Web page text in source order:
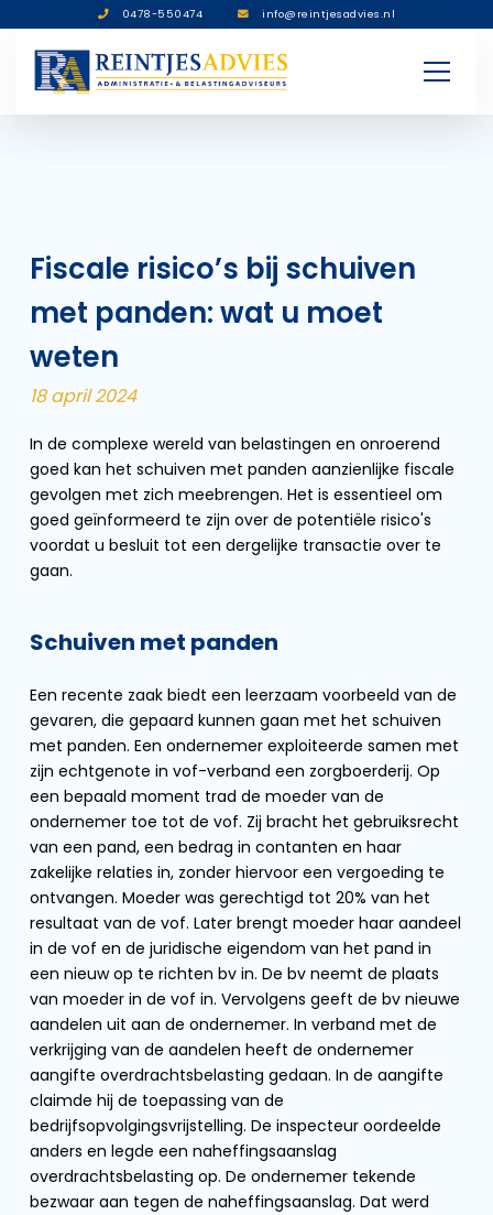
0478-550474 info@reintjesadvies.nl
Fiscale risico’s bij schuiven
met panden: wat u moet
weten
18 april 2024
In de complexe wereld van belastingen en onroerend
goed kan het schuiven met panden aanzienlijke fiscale
gevolgen met zich meebrengen. Het is essentieel om
goed geïnformeerd te zijn over de potentiële risico's
voordat u besluit tot een dergelijke transactie over te
gaan.
Schuiven met panden
Een recente zaak biedt een leerzaam voorbeeld van de
gevaren, die gepaard kunnen gaan met het schuiven
met panden. Een ondernemer exploiteerde samen met
zijn echtgenote in vof-verband een zorgboerderij. Op
een bepaald moment trad de moeder van de
ondernemer toe tot de vof. Zij bracht het gebruiksrecht
van een pand, een bedrag in contanten en haar
zakelijke relaties in, zonder hiervoor een vergoeding te
ontvangen. Moeder was gerechtigd tot 20% van het
resultaat van de vof. Later brengt moeder haar aandeel
in de vof en de juridische eigendom van het pand in
een nieuw op te richten bv in. De bv neemt de plaats
van moeder in de vof in. Vervolgens geeft de bv nieuwe
aandelen uit aan de ondernemer. In verband met de
verkrijging van de aandelen heeft de ondernemer
aangifte overdrachtsbelasting gedaan. In de aangifte
claimde hij de toepassing van de
bedrijfsopvolgingsvrijstelling. De inspecteur oordeelde
anders en legde een naheffingsaanslag
overdrachtsbelasting op. De ondernemer tekende
bezwaar aan tegen de naheffingsaanslag. Dat werd